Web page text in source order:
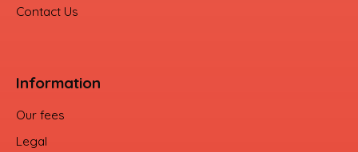
Contact Us
Information
Our fees
Legal